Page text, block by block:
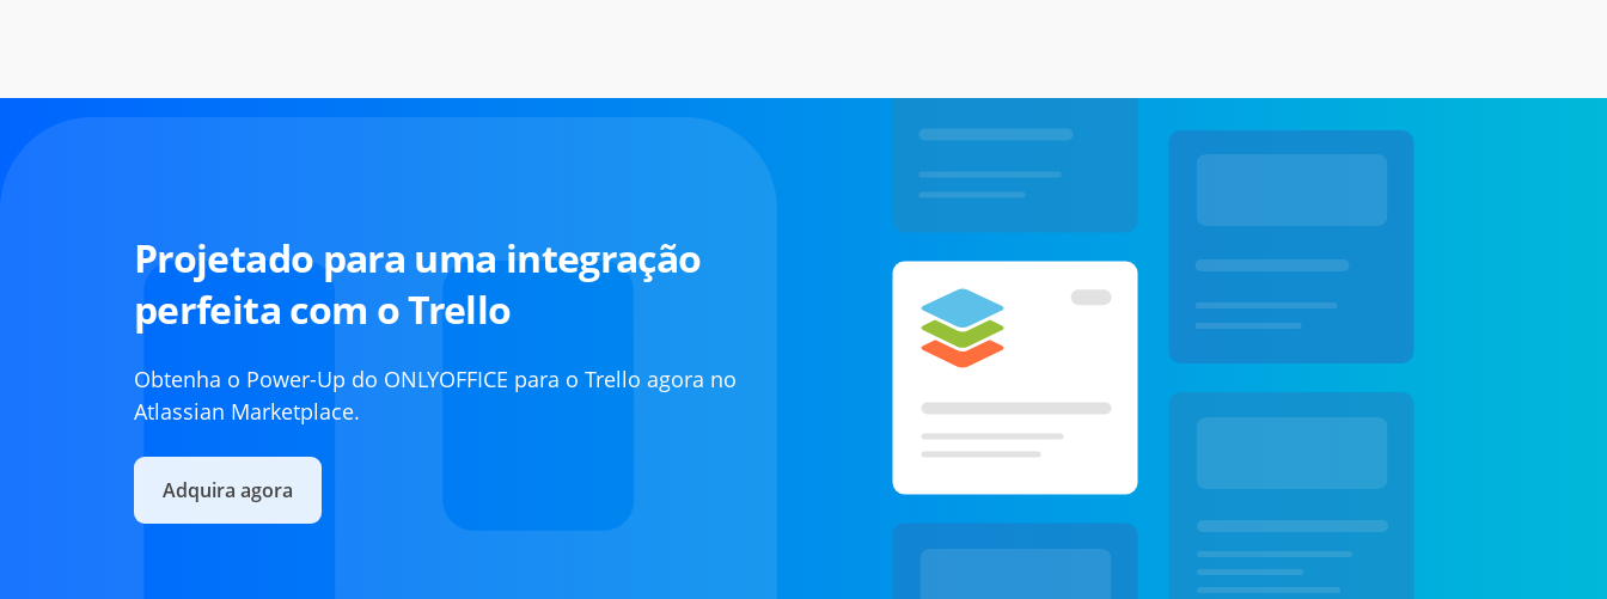
Projetado para uma integração
perfeita com o Trello
Obtenha o Power-Up do ONLYOFFICE para o Trello agora no
Atlassian Marketplace.
Adquira agora